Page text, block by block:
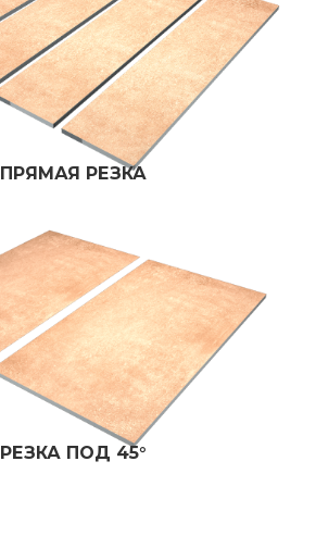
ПРЯМАЯ РЕЗКА
РЕЗКА ПОД 45°